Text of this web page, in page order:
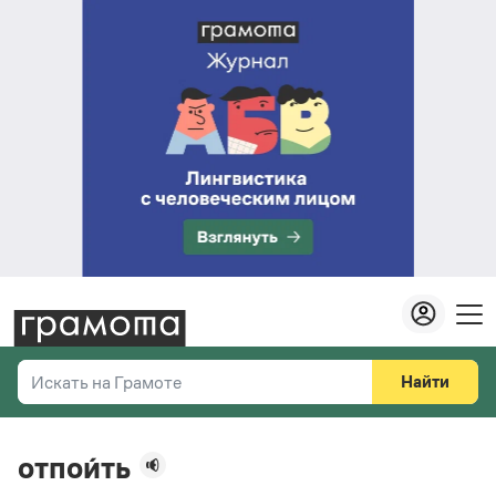
Искать на Грамоте
Справочная служба
Найти
отпои́ть